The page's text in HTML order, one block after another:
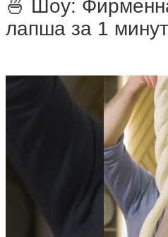
🍜 Шоу:
лапша за 1